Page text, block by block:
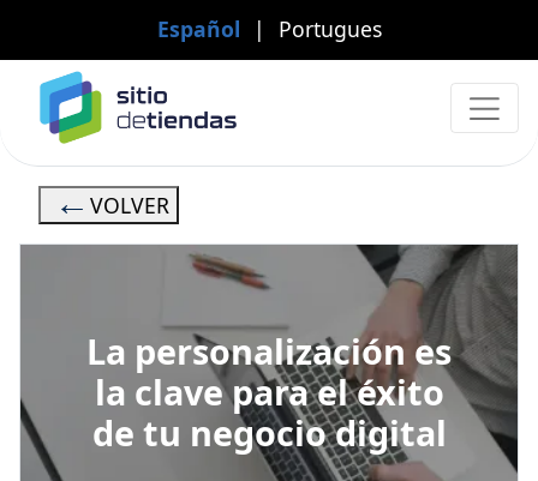
Español | Portugues
VOLVER
La personalización es
la clave para el éxito
de tu negocio digital